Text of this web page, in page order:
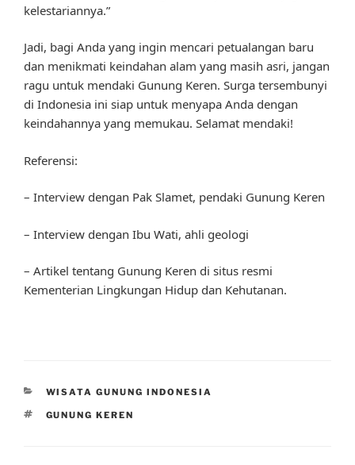
kelestariannya.”
Jadi, bagi Anda yang ingin mencari petualangan baru
dan menikmati keindahan alam yang masih asri, jangan
ragu untuk mendaki Gunung Keren. Surga tersembunyi
di Indonesia ini siap untuk menyapa Anda dengan
keindahannya yang memukau. Selamat mendaki!
Referensi:
– Interview dengan Pak Slamet, pendaki Gunung Keren
– Interview dengan Ibu Wati, ahli geologi
– Artikel tentang Gunung Keren di situs resmi
Kementerian Lingkungan Hidup dan Kehutanan.
CATEGORIES
WISATA GUNUNG INDONESIA
TAGS
GUNUNG KEREN